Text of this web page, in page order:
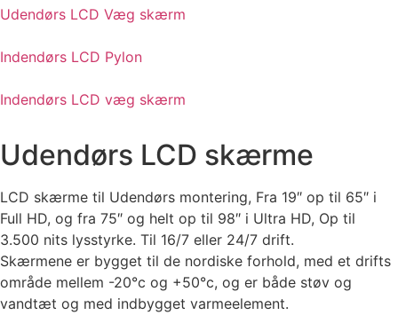
Udendørs LCD Væg skærm
Indendørs LCD Pylon
Indendørs LCD væg skærm
Udendørs LCD skærme​
LCD skærme til Udendørs montering, Fra 19″ op til 65″ i
Full HD, og fra 75″ og helt op til 98″ i Ultra HD, Op til
3.500 nits lysstyrke. Til 16/7 eller 24/7 drift.
Skærmene er bygget til de nordiske forhold, med et drifts
område mellem -20°c og +50°c, og er både støv og
vandtæt og med indbygget varmeelement.